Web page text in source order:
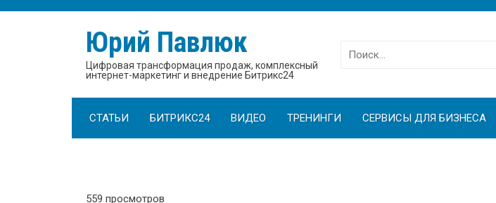
Юрий Павлюк
Цифровая трансформация продаж, комплексный
интернет-маркетинг и внедрение Битрикс24
Найти:
СТАТЬИ БИТРИКС24 ВИДЕО ТРЕНИНГИ СЕРВИСЫ ДЛЯ БИЗНЕСА
559 просмотров